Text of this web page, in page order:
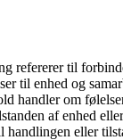
refererer til
til enhed og
handler om
af enhed
eller